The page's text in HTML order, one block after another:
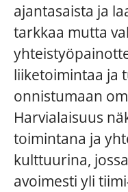
ajantasaista ja
tarkkaa mutta
liiketoimintaa ja
onnistumaan
Harvialaisuus
toimintana ja
kulttuurina,
avoimesti yli tiimi